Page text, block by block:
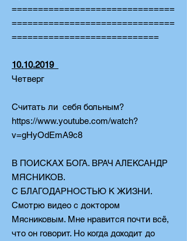
===============================
===============================
============================
10.10.2019
Четверг
Считать ли себя больным?
https://www.youtube.com/watch?
v=gHyOdEmA9c8
В ПОИСКАХ БОГА. ВРАЧ АЛЕКСАНДР
МЯСНИКОВ.
С БЛАГОДАРНОСТЬЮ К ЖИЗНИ.
Смотрю видео с доктором
Мясниковым. Мне нравится почти всё,
что он говорит. Но когда доходит до